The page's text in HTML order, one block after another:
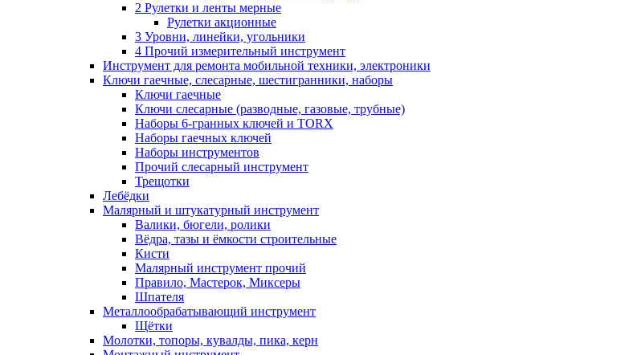
2 Рулетки и ленты мерные
Рулетки акционные
3 Уровни, линейки, угольники
4 Прочий измерительный инструмент
Инструмент для ремонта мобильной техники, электроники
Ключи гаечные, слесарные, шестигранники, наборы
Ключи гаечные
Ключи слесарные (разводные, газовые, трубные)
Наборы 6-гранных ключей и TORX
Наборы гаечных ключей
Наборы инструментов
Прочий слесарный инструмент
Трещотки
Лебёдки
Малярный и штукатурный инструмент
Валики, бюгели, ролики
Вёдра, тазы и ёмкости строительные
Кисти
Малярный инструмент прочий
Правило, Мастерок, Миксеры
Шпателя
Металлообрабатывающий инструмент
Щётки
Молотки, топоры, кувалды, пика, керн